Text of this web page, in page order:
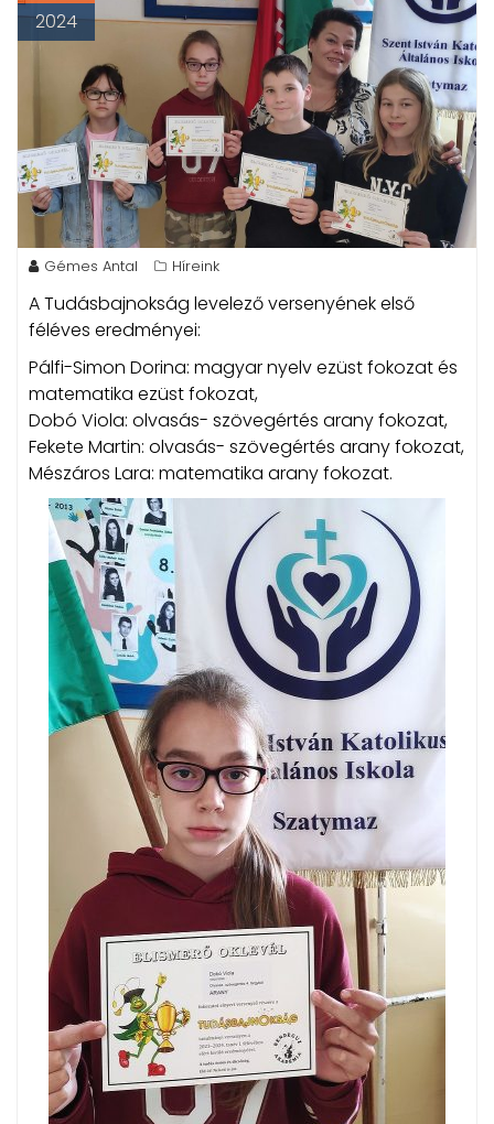
2024
Gémes Antal Híreink
A Tudásbajnokság levelező versenyének első
féléves eredményei:
Pálfi-Simon Dorina: magyar nyelv ezüst fokozat és
matematika ezüst fokozat,
Dobó Viola: olvasás- szövegértés arany fokozat,
Fekete Martin: olvasás- szövegértés arany fokozat,
Mészáros Lara: matematika arany fokozat.